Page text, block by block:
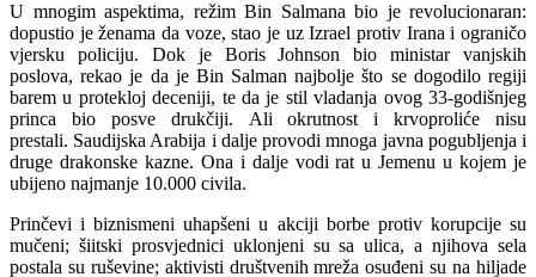
U mnogim aspektima, režim Bin Salmana bio je revolucionaran:
dopustio je ženama da voze, stao je uz Izrael protiv Irana i ograničo
vjersku policiju. Dok je Boris Johnson bio ministar vanjskih
poslova, rekao je da je Bin Salman najbolje što se dogodilo regiji
barem u protekloj deceniji, te da je stil vladanja ovog 33-godišnjeg
princa bio posve drukčiji. Ali okrutnost i krvoproliće nisu
prestali. Saudijska Arabija i dalje provodi mnoga javna pogubljenja i
druge drakonske kazne. Ona i dalje vodi rat u Jemenu u kojem je
ubijeno najmanje 10.000 civila.
Prinčevi i biznismeni uhapšeni u akciji borbe protiv korupcije su
mučeni; šiitski prosvjednici uklonjeni su sa ulica, a njihova sela
postala su ruševine; aktivisti društvenih mreža osuđeni su na hiljade